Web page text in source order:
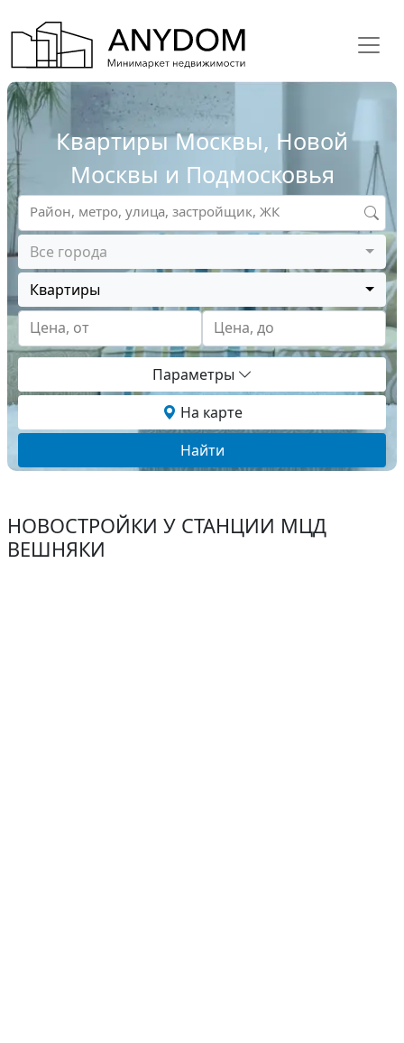
Квартиры Москвы, Новой
Москвы и Подмосковья
Все города
Квартиры
Цена, от
Цена, до
Район, метро, улица, застройщик, ЖК
Параметры
На карте
Найти
НОВОСТРОЙКИ У СТАНЦИИ МЦД
ВЕШНЯКИ